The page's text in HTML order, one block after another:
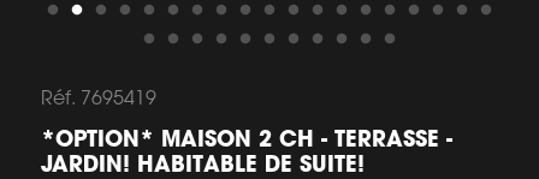
Réf. 7695419
*OPTION* MAISON 2 CH - TERRASSE -
JARDIN! HABITABLE DE SUITE!